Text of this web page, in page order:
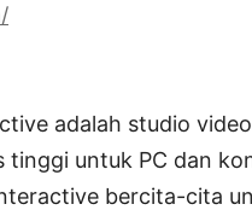
adalah studio
untuk PC dan
bercita-cita